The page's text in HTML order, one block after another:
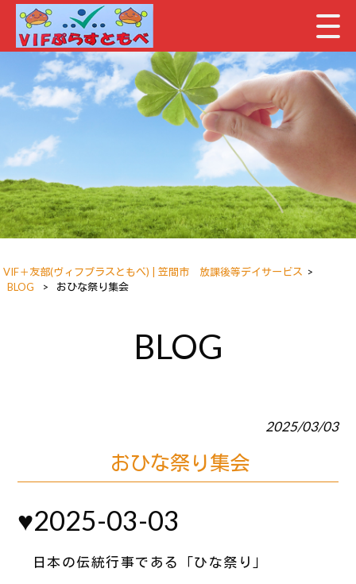
VIF＋友部(ヴィフプラスともべ) | 笠間市 放課後等デイサービス >
BLOG
> おひな祭り集会
BLOG
2025/03/03
おひな祭り集会
♥2025-03-03
日本の伝統行事である「ひな祭り」